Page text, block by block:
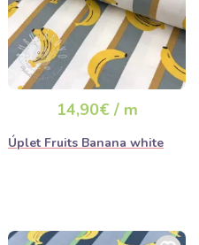
14,90€ / m
Úplet Fruits Banana white